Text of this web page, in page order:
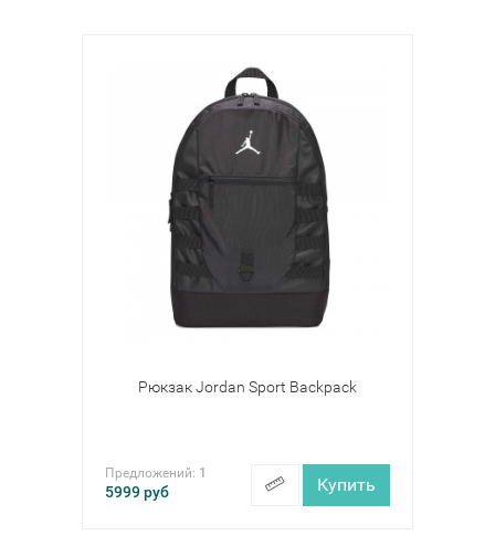
Рюкзак Jordan Sport Backpack
Предложений: 1
5999руб Купить